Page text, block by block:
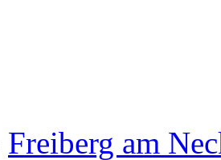
Freiberg am